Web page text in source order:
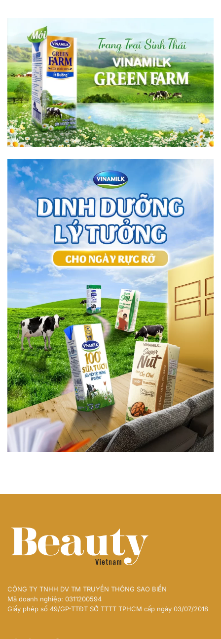
CÔNG TY TNHH DV TM TRUYỀN THÔNG SAO BIỂN
Mã doanh nghiệp: 0311200594
Giấy phép số 49/GP-TTĐT SỞ TTTT TPHCM cấp ngày 03/07/2018